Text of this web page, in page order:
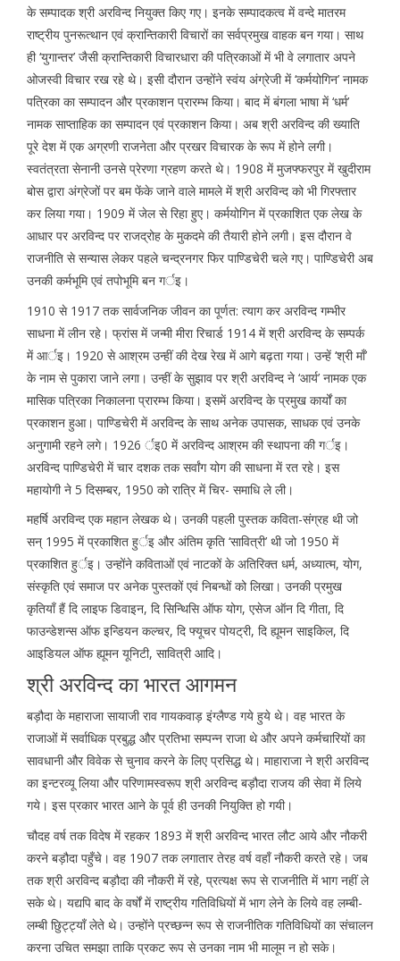
के सम्पादक श्री अरविन्द नियुक्त किए गए। इनके सम्पादकत्व में वन्दे मातरम
राष्ट्रीय पुनरूत्थान एवं क्रान्तिकारी विचारों का सर्वप्रमुख वाहक बन गया। साथ
ही ‘युगान्तर’ जैसी क्रान्तिकारी विचारधारा की पत्रिकाओं में भी वे लगातार अपने
ओजस्वी विचार रख रहे थे। इसी दौरान उन्होंने स्वंय अंग्रेजी में ‘कर्मयोगिन’ नामक
पत्रिका का सम्पादन और प्रकाशन प्रारम्भ किया। बाद में बंगला भाषा में ‘धर्म’
नामक साप्ताहिक का सम्पादन एवं प्रकाशन किया। अब श्री अरविन्द की ख्याति
पूरे देश में एक अग्रणी राजनेता और प्रखर विचारक के रूप में होने लगी।
स्वतंत्रता सेनानी उनसे प्रेरणा ग्रहण करते थे। 1908 में मुजफ्फरपुर में खुदीराम
बोस द्वारा अंग्रेजों पर बम फेंके जाने वाले मामले में श्री अरविन्द को भी गिरफ्तार
कर लिया गया। 1909 में जेल से रिहा हुए। कर्मयोगिन में प्रकाशित एक लेख के
आधार पर अरविन्द पर राजद्रोह के मुकदमे की तैयारी होने लगी। इस दौरान वे
राजनीति से सन्यास लेकर पहले चन्द्रनगर फिर पाण्डिचेरी चले गए। पाण्डिचेरी अब
उनकी कर्मभूमि एवं तपोभूमि बन गर्इ।
1910 से 1917 तक सार्वजनिक जीवन का पूर्णत: त्याग कर अरविन्द गम्भीर
साधना में लीन रहे। फ्रांस में जन्मी मीरा रिचार्ड 1914 में श्री अरविन्द के सम्पर्क
में आर्इ। 1920 से आश्रम उन्हीं की देख रेख में आगे बढ़ता गया। उन्हें ‘श्री माँ’
के नाम से पुकारा जाने लगा। उन्हीं के सुझाव पर श्री अरविन्द ने ‘आर्य’ नामक एक
मासिक पत्रिका निकालना प्रारम्भ किया। इसमें अरविन्द के प्रमुख कार्यों का
प्रकाशन हुआ। पाण्डिचेरी में अरविन्द के साथ अनेक उपासक, साधक एवं उनके
अनुगामी रहने लगे। 1926 र्इ0 में अरविन्द आश्रम की स्थापना की गर्इ।
अरविन्द पाण्डिचेरी में चार दशक तक सर्वांग योग की साधना में रत रहे। इस
महायोगी ने 5 दिसम्बर, 1950 को रात्रि में चिर- समाधि ले ली।
महर्षि अरविन्द एक महान लेखक थे। उनकी पहली पुस्तक कविता-संग्रह थी जो
सन् 1995 में प्रकाशित हुर्इ और अंतिम कृति ‘सावित्री’ थी जो 1950 में
प्रकाशित हुर्इ। उन्होंने कविताओं एवं नाटकों के अतिरिक्त धर्म, अध्यात्म, योग,
संस्कृति एवं समाज पर अनेक पुस्तकों एवं निबन्धों को लिखा। उनकी प्रमुख
कृतियाँ हैं दि लाइफ डिवाइन, दि सिन्थिसि ऑफ योग, एसेज ऑन दि गीता, दि
फाउन्डेशन्स ऑफ इन्डियन कल्चर, दि फ्यूचर पोयट्री, दि ह्यूमन साइकिल, दि
आइडियल ऑफ ह्यूमन यूनिटी, सावित्री आदि।
श्री अरविन्द का भारत आगमन
बड़ौदा के महाराजा सायाजी राव गायकवाड़ इंग्लैण्ड गये हुये थे। वह भारत के
राजाओं में सर्वाधिक प्रबुद्ध और प्रतिभा सम्पन्न राजा थे और अपने कर्मचारियों का
सावधानी और विवेक से चुनाव करने के लिए प्रसिद्ध थे। माहाराजा ने श्री अरविन्द
का इन्टरव्यू लिया और परिणामस्वरूप श्री अरविन्द बड़ौदा राजय की सेवा में लिये
गये। इस प्रकार भारत आने के पूर्व ही उनकी नियुक्ति हो गयी।
चौदह वर्ष तक विदेष में रहकर 1893 में श्री अरविन्द भारत लौट आये और नौकरी
करने बड़ौदा पहुँचे। वह 1907 तक लगातार तेरह वर्ष वहाँ नौकरी करते रहे। जब
तक श्री अरविन्द बड़ौदा की नौकरी में रहे, प्रत्यक्ष रूप से राजनीति में भाग नहीं ले
सके थे। यद्यपि बाद के वर्षों में राष्ट्रीय गतिविधियों में भाग लेने के लिये वह लम्बी-
लम्बी छुिट्ट्याँ लेते थे। उन्होंने प्रच्छन्न रूप से राजनीतिक गतिविधियों का संचालन
करना उचित समझा ताकि प्रकट रूप से उनका नाम भी मालूम न हो सके।